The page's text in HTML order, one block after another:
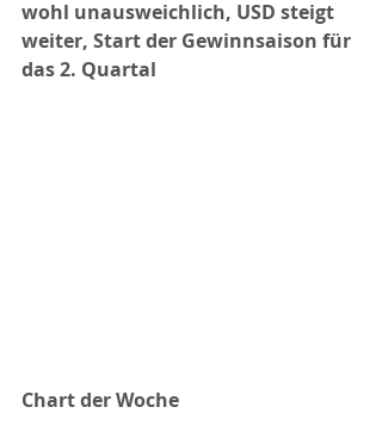
wohl unausweichlich, USD steigt
weiter, Start der Gewinnsaison für
das 2. Quartal
Chart der Woche